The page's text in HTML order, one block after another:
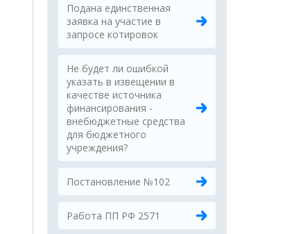
Подана единственная
заявка на участие в
запросе котировок
Не будет ли ошибкой
указать в извещении в
качестве источника
финансирования -
внебюджетные средства
для бюджетного
учреждения?
Постановление №102
Работа ПП РФ 2571